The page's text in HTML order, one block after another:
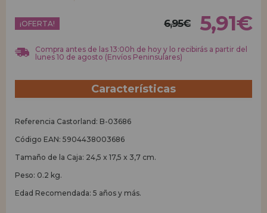
REGISTRO DISTRIBUIDOR
¡OFERTA! 6,95€ 5,91€
Compra antes de las 13:00h de hoy y lo recibirás a partir del
lunes 10 de agosto (Envíos Peninsulares)
Características
Referencia Castorland: B-03686
Código EAN: 5904438003686
Tamaño de la Caja: 24,5 x 17,5 x 3,7 cm.
Peso: 0.2 kg.
Edad Recomendada: 5 años y más.